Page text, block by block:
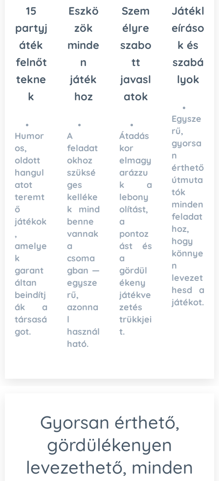
15
partyj
áték
felnőt
tekne
k
Humor
os,
oldott
hangul
atot
teremt
ő
játékok
,
amelye
k
garant
áltan
beindítj
ák a
társasá
got.
Eszkö
zök
minde
n
játék
hoz
A
feladat
okhoz
szüksé
ges
kelléke
k mind
benne
vannak
a
csoma
gban —
egysze
rű,
azonna
l
használ
ható.
Szem
élyre
szabo
tt
javasl
atok
Átadás
kor
elmagy
arázzu
k a
lebony
olítást,
a
pontoz
ást és
a
gördül
ékeny
játékve
zetés
trükkjei
t.
Játékl
eíráso
k és
szabá
lyok
Egysze
rű,
gyorsa
n
érthető
útmuta
tók
minden
feladat
hoz,
hogy
könnye
n
levezet
hesd a
játékot.
Gyorsan érthető,
gördülékenyen
levezethető, minden